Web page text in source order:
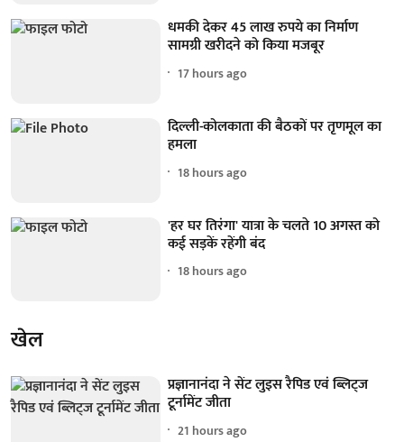
धमकी देकर 45 लाख रुपये का निर्माण
सामग्री खरीदने को किया मजबूर
17 hours ago
दिल्ली-कोलकाता की बैठकों पर तृणमूल का
हमला
18 hours ago
'हर घर तिरंगा' यात्रा के चलते 10 अगस्त को
कई सड़कें रहेंगी बंद
18 hours ago
खेल
प्रज्ञानानंदा ने सेंट लुइस रैपिड एवं ब्लिट्ज
टूर्नामेंट जीता
21 hours ago